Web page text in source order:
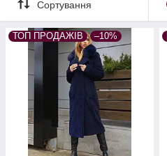
Сортування
ТОП ПРОДАЖІВ –10%